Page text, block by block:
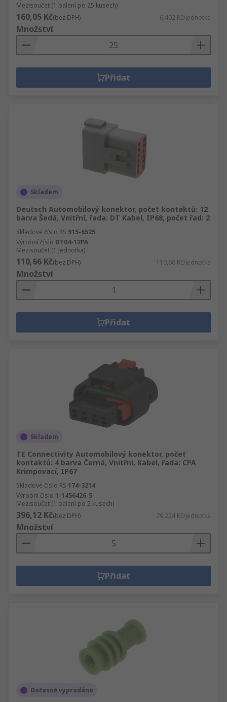
Mezisoučet (1 balení po 25 kusech)
160,05 Kč(bez DPH) 6,402 Kč/jednotka
Množství
Přidat
Skladem
Deutsch Automobilový konektor, počet kontaktů: 12
barva Šedá, Vnitřní, řada: DT Kabel, IP68, počet řad: 2
Skladové číslo RS 915-6525
Výrobní číslo DT04-12PA
Mezisoučet (1 jednotka)
110,66 Kč(bez DPH) 110,66 Kč/jednotka
Množství
Přidat
Skladem
TE Connectivity Automobilový konektor, počet
kontaktů: 4 barva Černá, Vnitřní, Kabel, řada: CPA
Krimpovací, IP67
Skladové číslo RS 174-3214
Výrobní číslo 1-1456426-5
Mezisoučet (1 balení po 5 kusech)
396,12 Kč(bez DPH) 79,224 Kč/jednotka
Množství
Přidat
Dočasně vyprodáno